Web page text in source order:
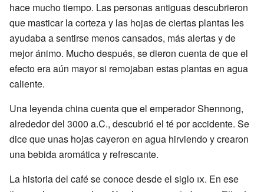
hace mucho tiempo. Las personas antiguas descubrieron
que masticar la corteza y las hojas de ciertas plantas les
ayudaba a sentirse menos cansados, más alertas y de
mejor ánimo. Mucho después, se dieron cuenta de que el
efecto era aún mayor si remojaban estas plantas en agua
caliente.
Una leyenda china cuenta que el emperador Shennong,
alrededor del 3000 a.C., descubrió el té por accidente. Se
dice que unas hojas cayeron en agua hirviendo y crearon
una bebida aromática y refrescante.
La historia del café se conoce desde el siglo ix. En ese